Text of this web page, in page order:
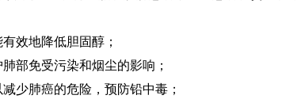
效地降低胆固醇；
部免受污染和烟尘的影响；
少肺癌的危险，预防铅中毒；